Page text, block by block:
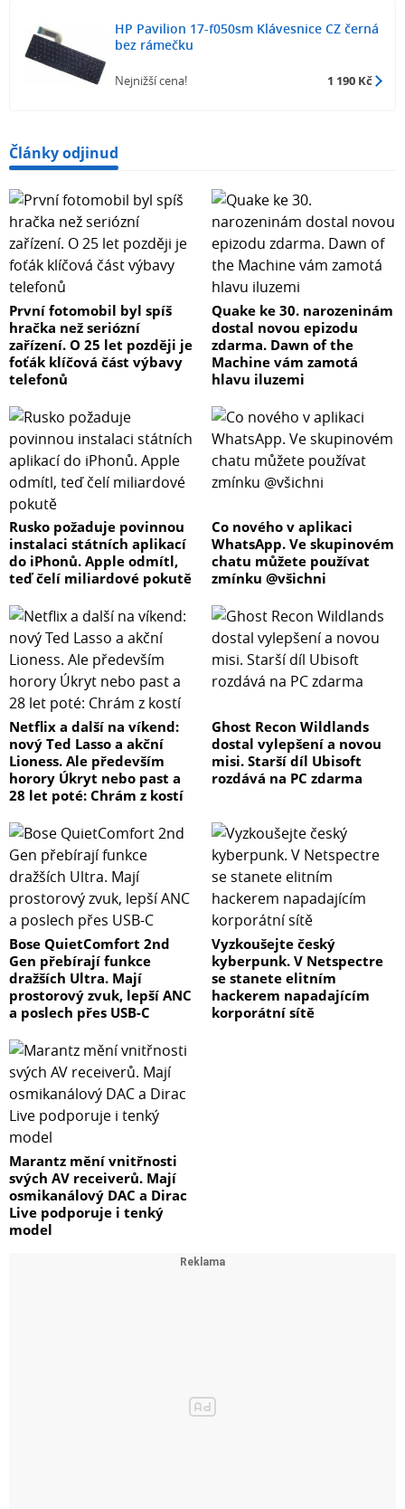
HP Pavilion 17-f050sm Klávesnice CZ černá
bez rámečku
Nejnižší cena! 1 190 Kč
Články odjinud
První fotomobil byl spíš
hračka než seriózní
zařízení. O 25 let později je
foťák klíčová část výbavy
telefonů
Quake ke 30. narozeninám
dostal novou epizodu
zdarma. Dawn of the
Machine vám zamotá
hlavu iluzemi
Rusko požaduje povinnou
instalaci státních aplikací
do iPhonů. Apple odmítl,
teď čelí miliardové pokutě
Co nového v aplikaci
WhatsApp. Ve skupinovém
chatu můžete používat
zmínku @všichni
Netflix a další na víkend:
nový Ted Lasso a akční
Lioness. Ale především
horory Úkryt nebo past a
28 let poté: Chrám z kostí
Ghost Recon Wildlands
dostal vylepšení a novou
misi. Starší díl Ubisoft
rozdává na PC zdarma
Bose QuietComfort 2nd
Gen přebírají funkce
dražších Ultra. Mají
prostorový zvuk, lepší ANC
a poslech přes USB-C
Vyzkoušejte český
kyberpunk. V Netspectre
se stanete elitním
hackerem napadajícím
korporátní sítě
Marantz mění vnitřnosti
svých AV receiverů. Mají
osmikanálový DAC a Dirac
Live podporuje i tenký
model